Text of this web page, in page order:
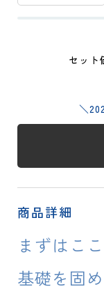
セット
＼
商品詳細
まずはここ
基礎を固